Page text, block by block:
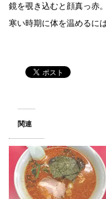
鏡を覗き込むと顔真っ赤。
寒い時期に体を温めるに
関連